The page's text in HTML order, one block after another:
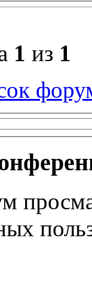
1 из 1